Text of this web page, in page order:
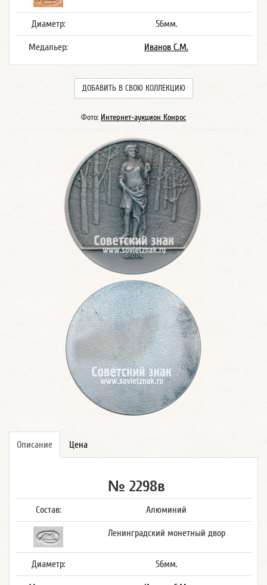
Диаметр: 56мм.
Медальер: Иванов С.М.
ДОБАВИТЬ В СВОЮ КОЛЛЕКЦИЮ
Фото: Интернет-аукцион Конрос
Описание Цена
№ 2298в
Состав: Алюминий
Ленинградский монетный двор
Диаметр: 56мм.